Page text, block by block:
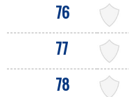
76
77
78